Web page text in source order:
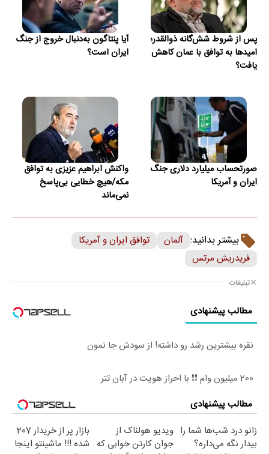
پس از شروط شش‌گانه ذوالقدر؛
امیدها به توافق با عمان کاهش
یافت؟
آیا پنتاگون به‌دنبال خروج از جنگ
ایران است؟
صورتحساب میلیارد دلاری جنگ
ایران و آمریکا
واکنش ابراهیم عزیزی به توافق
مکه/هیچ خطایی بی‌پاسخ
نمی‌ماند
بیشتر بدانید: آلمان
توافق ایران و آمریکا
فریدریش مرتس
تبلیغات
مطالب پیشنهادی
نقره بیشترین رشد رو داشته! از سودش جا نمون
200 میلیون وام ❗❗ با احراز هویت در آبان تتر
مطالب پیشنهادی
زانو درد شب‌ها شما را
بیدار نگه می‌داره؟
ویدیو هولناک از
جوان کارتن خوابی که
بازار پر از خریدار 207
شده !!! ماشینتو اینجا